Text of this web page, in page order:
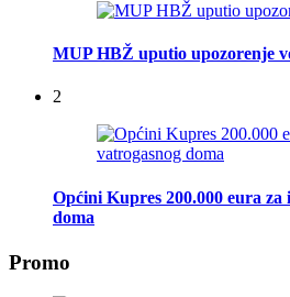
MUP HBŽ uputio upozorenje
2
Općini Kupres 200.000 eura
doma
Promo